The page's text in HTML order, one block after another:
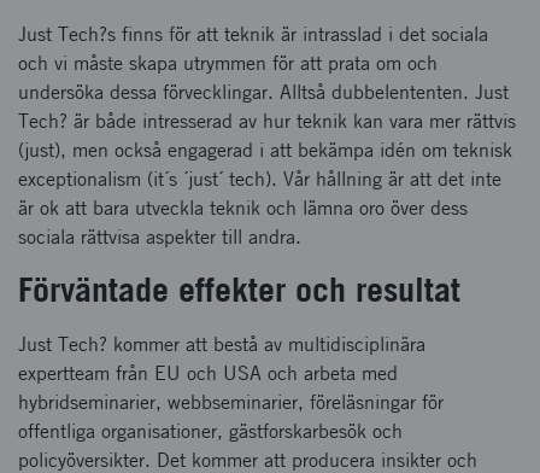
Just Tech?s finns för att teknik är intrasslad i det sociala
och vi måste skapa utrymmen för att prata om och
undersöka dessa förvecklingar. Alltså dubbelententen. Just
Tech? är både intresserad av hur teknik kan vara mer rättvis
(just), men också engagerad i att bekämpa idén om teknisk
exceptionalism (it´s ´just´ tech). Vår hållning är att det inte
är ok att bara utveckla teknik och lämna oro över dess
sociala rättvisa aspekter till andra.
Förväntade effekter och resultat
Just Tech? kommer att bestå av multidisciplinära
expertteam från EU och USA och arbeta med
hybridseminarier, webbseminarier, föreläsningar för
offentliga organisationer, gästforskarbesök och
policyöversikter. Det kommer att producera insikter och